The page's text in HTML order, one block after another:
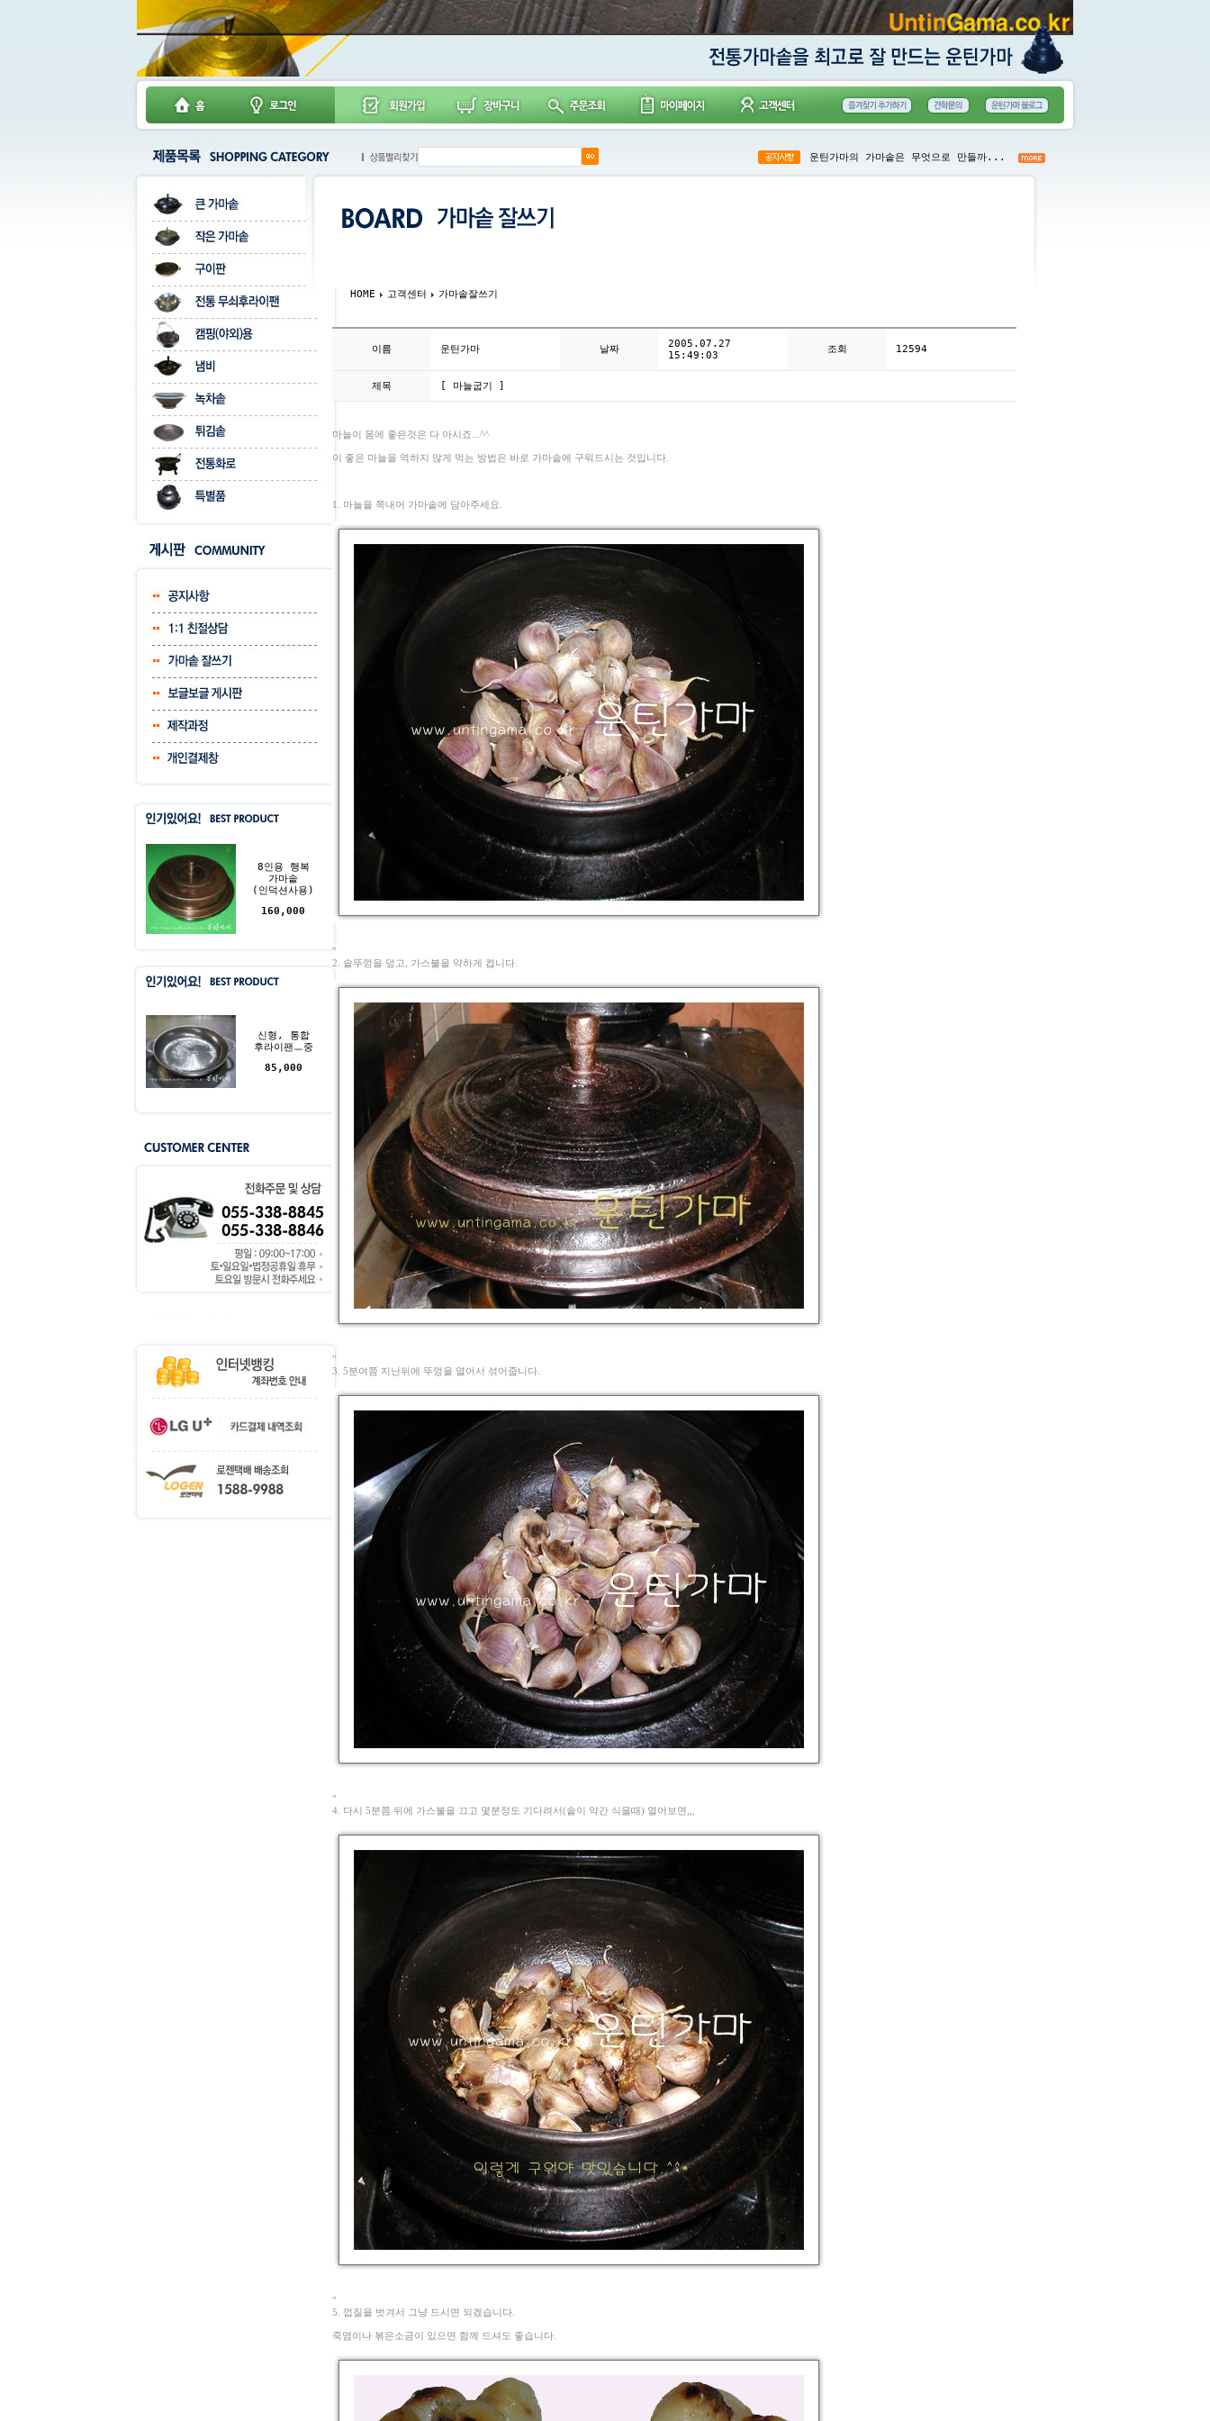
운틴가마의 가마솥은 무엇으로 만들까...
8인용 행복
가마솥
(인덕션사용)
160,000
신형, 통합
후라이팬ㅡ중
85,000
HOME 고객센터 가마솥잘쓰기
이름 운틴가마 날짜
2005.07.27
15:49:03
조회 12594
제목 [ 마늘굽기 ]
마늘이 몸에 좋은것은 다 아시죠...^^
이 좋은 마늘을 역하지 않게 먹는 방법은 바로 가마솥에 구워드시는 것입니다.
1. 마늘을 쪽내어 가마솥에 담아주세요.
"
2. 솥뚜껑을 덮고, 가스불을 약하게 켭니다.
"
3. 5분여쯤 지난뒤에 뚜껑을 열어서 섞어줍니다.
"
4. 다시 5분쯤 뒤에 가스불을 끄고 몇분정도 기다려서(솥이 약간 식을때) 열어보면,,,
"
5. 껍질을 벗겨서 그냥 드시면 되겠습니다.
죽염이나 볶은소금이 있으면 함께 드셔도 좋습니다.